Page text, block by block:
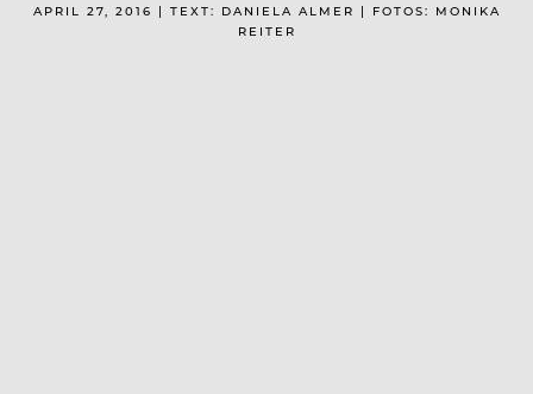
APRIL 27, 2016 | TEXT: DANIELA ALMER | FOTOS: MONIKA
REITER